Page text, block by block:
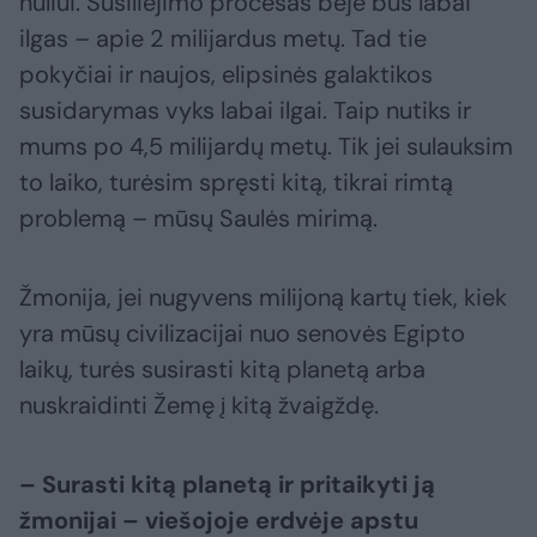
ilgas – apie 2 milijardus metų. Tad tie
pokyčiai ir naujos, elipsinės galaktikos
susidarymas vyks labai ilgai. Taip nutiks ir
mums po 4,5 milijardų metų. Tik jei sulauksim
to laiko, turėsim spręsti kitą, tikrai rimtą
problemą – mūsų Saulės mirimą.
Žmonija, jei nugyvens milijoną kartų tiek, kiek
yra mūsų civilizacijai nuo senovės Egipto
laikų, turės susirasti kitą planetą arba
nuskraidinti Žemę į kitą žvaigždę.
– Surasti kitą planetą ir pritaikyti ją
žmonijai – viešojoje erdvėje apstu